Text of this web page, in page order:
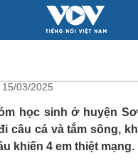
Xã hội
Tin 24h
đi câu cá, 4
chết đuối
03/2025
học sinh ở huyện
câu cá và tắm sông,
khiến 4 em thiệt mạng.